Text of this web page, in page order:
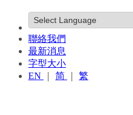
聯絡我們
最新消息
字型大小
EN
简 繁